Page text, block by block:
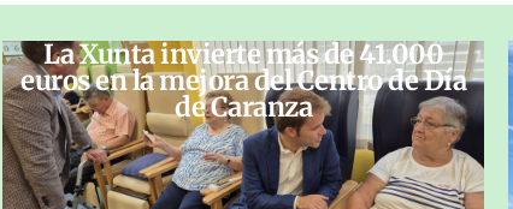
La Xunta invierte más de 41.000
euros en la mejora del Centro de Día
de Caranza